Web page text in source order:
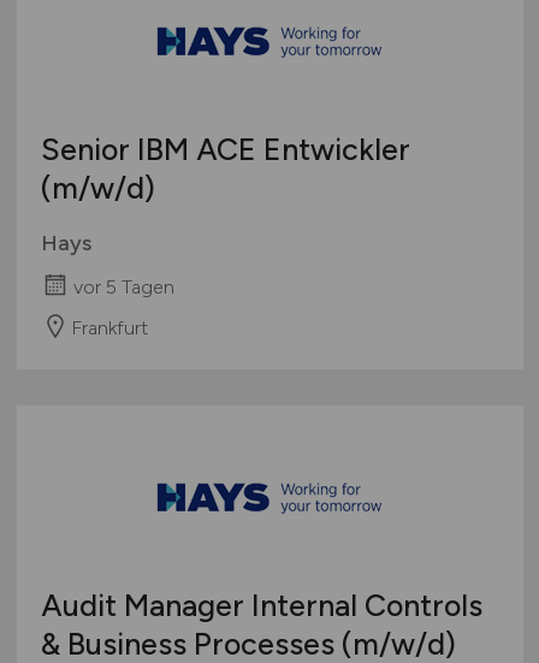
Senior IBM ACE Entwickler
(m/w/d)
Hays
vor 5 Tagen
Frankfurt
Audit Manager Internal Controls
& Business Processes (m/w/d)